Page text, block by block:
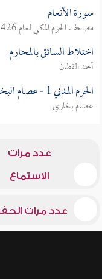
سورة الأنعام
مصحف الحرم المكي لعام 1426هـ
اختلاط السائق بالمحارم
أحمد القطان
الحرم المدني 1 - عصام البخارى
عصام بخاري
عدد مرات
الاستماع
عدد مرات